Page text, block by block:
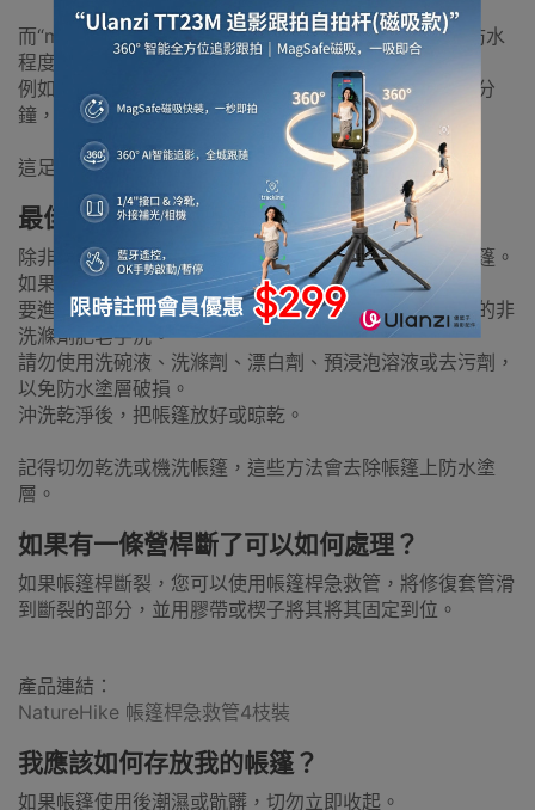
而“mm”指的是毫米，並與一個數字配對，以表示塗層防水
程度測量值。
例如，1500mm塗層可以承受 1500 毫米的水柱超過一分
鐘，然後有機會有一滴水會穿過織物。
這足以防止雨水在大高中滲入帳篷內。
最佳清潔帳篷的方法是什麼？
除非有難聞的氣味或被嚴重污染，否則無需特別清潔帳篷。
如果嚴重污染，可以用水喉沖走大部分污垢。
要進行更深層清潔，請搭好帳篷並用溫水、海綿和溫和的非
洗滌劑肥皂手洗。
請勿使用洗碗液、洗滌劑、漂白劑、預浸泡溶液或去污劑，
以免防水塗層破損。
沖洗乾淨後，把帳篷放好或晾乾。
記得切勿乾洗或機洗帳篷，這些方法會去除帳篷上防水塗
層。
如果有一條營桿斷了可以如何處理？
如果帳篷桿斷裂，您可以使用帳篷桿急救管，將修復套管滑
到斷裂的部分，並用膠帶或楔子將其將其固定到位。
產品連結：
NatureHike 帳篷桿急救管4枝裝
我應該如何存放我的帳篷？
如果帳篷使用後潮濕或骯髒，切勿立即收起。